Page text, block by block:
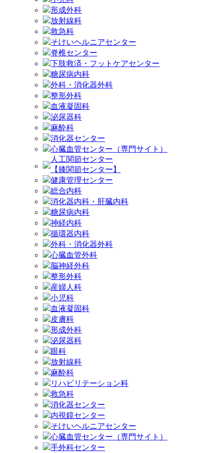
形成外科
放射線科
救急科
そけいヘルニアセンター
脊椎センター
下肢救済・フットケアセンター
糖尿病内科
外科・消化器外科
整形外科
血液凝固科
泌尿器科
麻酔科
消化器センター
心臓血管センター（専門サイト）
人工関節センター
【膝関節センター】
健康管理センター
総合内科
消化器内科・肝臓内科
糖尿病内科
神経内科
循環器内科
外科・消化器外科
心臓血管外科
脳神経外科
整形外科
産婦人科
小児科
血液凝固科
皮膚科
形成外科
泌尿器科
眼科
放射線科
麻酔科
リハビリテーション科
救急科
消化器センター
内視鏡センター
そけいヘルニアセンター
心臓血管センター（専門サイト）
手外科センター